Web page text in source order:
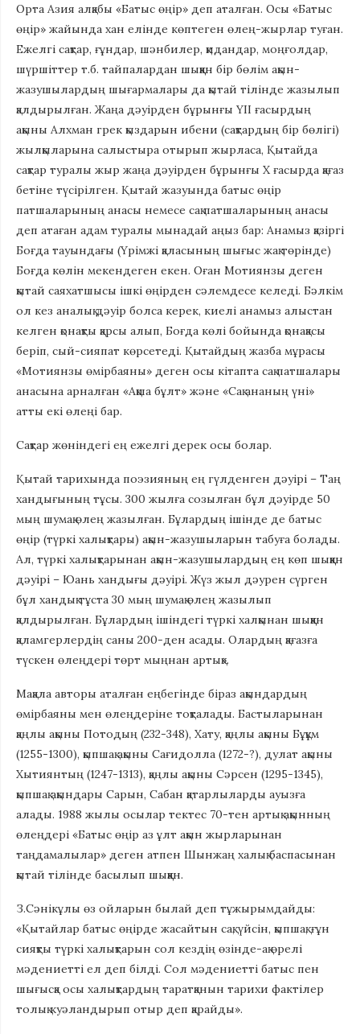
Орта Азия алқабы «Батыс өңір» деп аталған. Осы «Батыс
өңір» жайында хан елінде көптеген өлең-жырлар туған.
Ежелгі сақтар, ғұндар, шәнбилер, қидандар, моңғолдар,
шүршіттер т.б. тайпалардан шыққан бір бөлім ақын-
жазушылардың шығармалары да қытай тілінде жазылып
қалдырылған. Жаңа дәуірден бұрынғы ҮІІ ғасырдың
ақыны Алхман грек қыздарын ибени (сақтардың бір бөлігі)
жылқыларына салыстыра отырып жырласа, Қытайда
сақтар туралы жыр жаңа дәуірден бұрынғы Х ғасырда қағаз
бетіне түсірілген. Қытай жазуында батыс өңір
патшаларының анасы немесе сақ патшаларының анасы
деп атаған адам туралы мынадай аңыз бар: Анамыз қазіргі
Боғда тауындағы (Үрімжі қаласының шығыс жақ төрінде)
Боғда көлін мекендеген екен. Оған Мотиянзы деген
қытай саяхатшысы ішкі өңірден сәлемдесе келеді. Бәлкім
ол кез аналық дәуір болса керек, киелі анамыз алыстан
келген қонақты қарсы алып, Боғда көлі бойында қонақасы
беріп, сый-сияпат көрсетеді. Қытайдың жазба мұрасы
«Мотиянзы өмірбаяны» деген осы кітапта сақ патшалары
анасына арналған «Ақша бұлт» және «Сақ ананың үні»
атты екі өлеңі бар.
Сақтар жөніндегі ең ежелгі дерек осы болар.
Қытай тарихында поэзияның ең гүлденген дәуірі – Таң
хандығының тұсы. 300 жылға созылған бұл дәуірде 50
мың шумақ өлең жазылған. Бұлардың ішінде де батыс
өңір (түркі халықтары) ақын-жазушыларын табуға болады.
Ал, түркі халықтарынан ақын-жазушылардың ең көп шыққан
дәуірі – Юань хандығы дәуірі. Жүз жыл дәурен сүрген
бұл хандық тұста 30 мың шумақ өлең жазылып
қалдырылған. Бұлардың ішіндегі түркі халқынан шыққан
қалам­герлердің саны 200-ден асады. Олардың қағазға
түскен өлеңдері төрт мыңнан артық».
Мақала авторы аталған еңбегінде біраз ақындардың
өмірбаяны мен өлеңдеріне тоқталады. Бастыларынан
қаңлы ақыны Потодың (232-348), Хату, қаңлы ақыны Бұқұм
(1255-1300), қыпшақ ақыны Сағидолла (1272-?), дулат ақыны
Хытиянтың (1247-1313), қаңлы ақыны Сәрсен (1295-1345),
қыпшақ ақындары Сарын, Сабан қатарлыларды ауызға
алады. 1988 жылы осылар тектес 70-тен артық ақынның
өлеңдері «Батыс өңір аз ұлт ақын жырларынан
таңдамалылар» деген атпен Шынжаң халық баспасынан
қытай тілінде басылып шыққан.
З.Сәнікұлы өз ойларын былай деп тұжырымдайды:
«Қытайлар батыс өңірде жасайтын сақ, үйсін, қыпшақ, ғұн
сияқты түркі халықтарын сол кездің өзінде-ақ өрелі
мәдениетті ел деп білді. Сол мәдениетті батыс пен
шығысқа осы халықтардың таратқанын тарихи фактілер
толық куәландырып отыр деп қарайды».